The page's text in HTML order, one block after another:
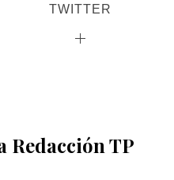
TWITTER
Redacción TP